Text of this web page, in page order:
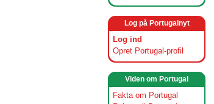
Log på Portugalnyt
Log ind
Opret Portugal-profil
Viden om Portugal
Fakta om Portugal